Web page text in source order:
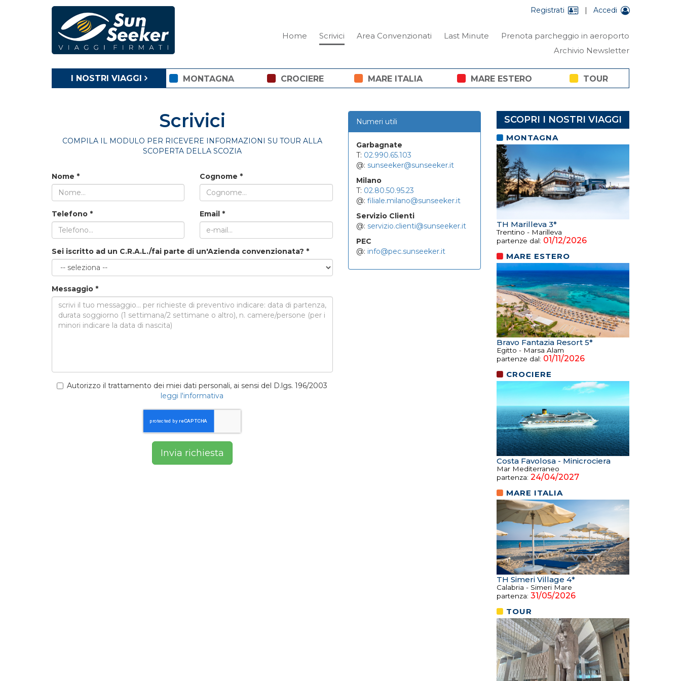
Home Scrivici Area Convenzionati Last Minute
Prenota parcheggio in aeroporto
Archivio Newsletter
Registrati | Accedi
I NOSTRI VIAGGI MONTAGNA CROCIERE MARE ITALIA MARE ESTERO TOUR
Scrivici
COMPILA IL MODULO PER RICEVERE INFORMAZIONI SU TOUR ALLA
SCOPERTA DELLA SCOZIA
Nome * Cognome *
Telefono * Email *
Sei iscritto ad un C.R.A.L./fai parte di un'Azienda convenzionata? *
Messaggio *
Autorizzo il trattamento dei miei dati personali, ai sensi del D.lgs. 196/2003
leggi l'informativa
Invia richiesta
Numeri utili
Garbagnate
T: 02.990.65.103
@: sunseeker@sunseeker.it
Milano
T: 02.80.50.95.23
@: filiale.milano@sunseeker.it
Servizio Clienti
@: servizio.clienti@sunseeker.it
PEC
@: info@pec.sunseeker.it
SCOPRI I NOSTRI VIAGGI
MONTAGNA
TH Marilleva 3*
Trentino - Marilleva
partenze dal: 01/12/2026
MARE ESTERO
Bravo Fantazia Resort 5*
Egitto - Marsa Alam
partenze dal: 01/11/2026
CROCIERE
Costa Favolosa - Minicrociera
Mar Mediterraneo
partenza: 24/04/2027
MARE ITALIA
TH Simeri Village 4*
Calabria - Simeri Mare
partenza: 31/05/2026
TOUR